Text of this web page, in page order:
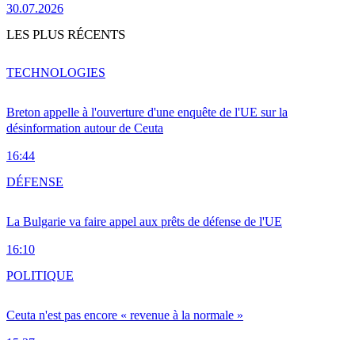
30.07.2026
LES PLUS RÉCENTS
Breton appelle à l'ouverture d'une enquête de l'UE sur la
désinformation autour de Ceuta
16:44
TECHNOLOGIES
La Bulgarie va faire appel aux prêts de défense de l'UE
16:10
DÉFENSE
Ceuta n'est pas encore « revenue à la normale »
POLITIQUE